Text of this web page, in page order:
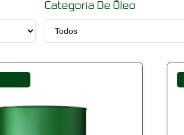
Categoria De Óleo